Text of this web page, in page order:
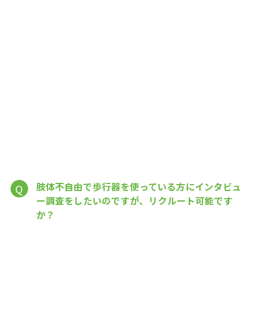
Q
肢体不自由で歩行器を使っている方にインタビュ
ー調査をしたいのですが、リクルート可能です
か？